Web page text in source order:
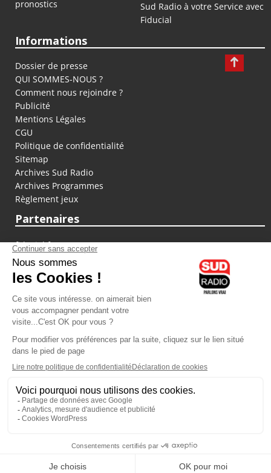
pronostics
Sud Radio à votre Service avec
Fiducial
Informations
Dossier de presse
QUI SOMMES-NOUS ?
Comment nous rejoindre ?
Publicité
Mentions Légales
CGU
Politique de confidentialité
Sitemap
Archives Sud Radio
Archives Programmes
Règlement jeux
Partenaires
fiducial.fr
lyoncapitale.fr
olympique-et-lyonnais.com
L'application Iphone / Android
Téléchargez l'application
Les cookies
Gestion des cookies
Crédit photos : ©Sud Radio / Pierre Olivier
Brigitte Lahaie
Alexandre Delovane
C'est votre avenir